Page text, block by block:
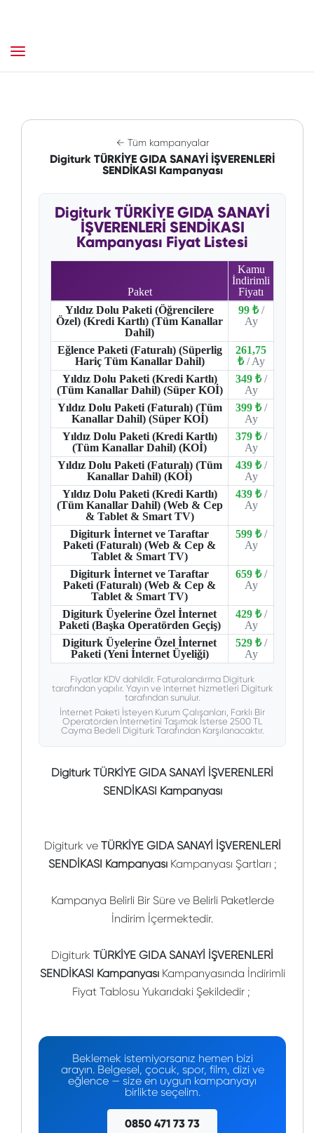
← Tüm kampanyalar
Digiturk TÜRKİYE GIDA SANAYİ İŞVERENLERİ
SENDİKASI Kampanyası
Digiturk TÜRKİYE GIDA SANAYİ
İŞVERENLERİ SENDİKASI
Kampanyası Fiyat Listesi
Paket
Kamu
İndirimli
Fiyatı
Yıldız Dolu Paketi (Öğrencilere
Özel) (Kredi Kartlı) (Tüm Kanallar
Dahil)
99 ₺ /
Ay
Eğlence Paketi (Faturalı) (Süperlig
Hariç Tüm Kanallar Dahil)
261,75
₺ / Ay
Yıldız Dolu Paketi (Kredi Kartlı)
(Tüm Kanallar Dahil) (Süper KOİ)
349 ₺ /
Ay
Yıldız Dolu Paketi (Faturalı) (Tüm
Kanallar Dahil) (Süper KOİ)
399 ₺ /
Ay
Yıldız Dolu Paketi (Kredi Kartlı)
(Tüm Kanallar Dahil) (KOİ)
379 ₺ /
Ay
Yıldız Dolu Paketi (Faturalı) (Tüm
Kanallar Dahil) (KOİ)
439 ₺ /
Ay
Yıldız Dolu Paketi (Kredi Kartlı)
(Tüm Kanallar Dahil) (Web & Cep
& Tablet & Smart TV)
439 ₺ /
Ay
Digiturk İnternet ve Taraftar
Paketi (Faturalı) (Web & Cep &
Tablet & Smart TV)
599 ₺ /
Ay
Digiturk İnternet ve Taraftar
Paketi (Faturalı) (Web & Cep &
Tablet & Smart TV)
659 ₺ /
Ay
Digiturk Üyelerine Özel İnternet
Paketi (Başka Operatörden Geçiş)
429 ₺ /
Ay
Digiturk Üyelerine Özel İnternet
Paketi (Yeni İnternet Üyeliği)
529 ₺ /
Ay
Fiyatlar KDV dahildir. Faturalandırma Digiturk
tarafından yapılır. Yayın ve internet hizmetleri Digiturk
tarafından sunulur.
İnternet Paketi İsteyen Kurum Çalışanları, Farklı Bir
Operatörden İnternetini Taşımak İsterse 2500 TL
Cayma Bedeli Digiturk Tarafından Karşılanacaktır.
Digiturk TÜRKİYE GIDA SANAYİ İŞVERENLERİ
SENDİKASI Kampanyası
Digiturk ve TÜRKİYE GIDA SANAYİ İŞVERENLERİ
SENDİKASI KampanyasıKampanyası Şartları ;
Kampanya Belirli Bir Süre ve Belirli Paketlerde
İndirim İçermektedir.
Digiturk TÜRKİYE GIDA SANAYİ İŞVERENLERİ
SENDİKASI KampanyasıKampanyasında İndirimli
Fiyat Tablosu Yukarıdaki Şekildedir ;
Beklemek istemiyorsanız hemen bizi
arayın. Belgesel, çocuk, spor, film, dizi ve
eğlence — size en uygun kampanyayı
birlikte seçelim.
0850 471 73 73